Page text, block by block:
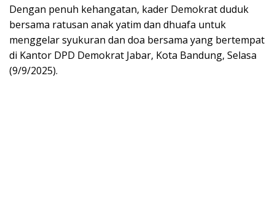
Dengan penuh kehangatan, kader Demokrat duduk
bersama ratusan anak yatim dan dhuafa untuk
menggelar syukuran dan doa bersama yang bertempat
di Kantor DPD Demokrat Jabar, Kota Bandung, Selasa
(9/9/2025).